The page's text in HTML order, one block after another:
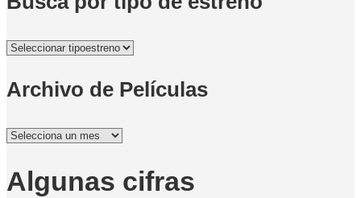
Archivo de Películas
Archivo
Películas
Algunas cifras